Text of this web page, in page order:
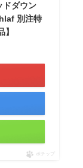
ドダウン
別注特
ポチップ